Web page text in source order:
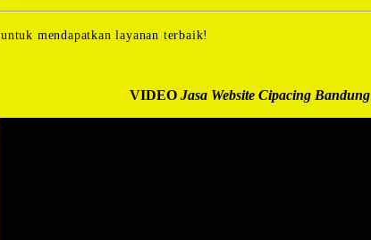
untuk mendapatkan layanan terbaik!
VIDEOJasa Website Cipacing Bandung